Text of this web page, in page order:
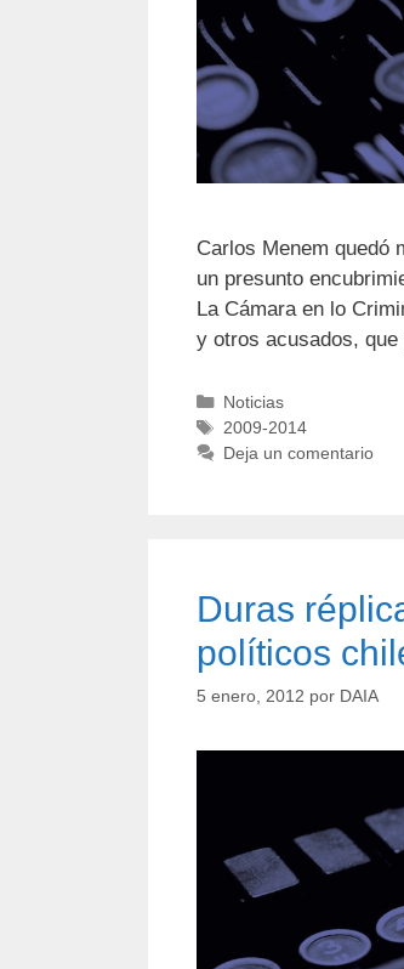
Carlos Menem quedó
un presunto
La Cámara en lo
y otros acusados,
Noticias
2009-2014
Deja un comentario
Duras
políticos
5 enero, 2012 por DAIA